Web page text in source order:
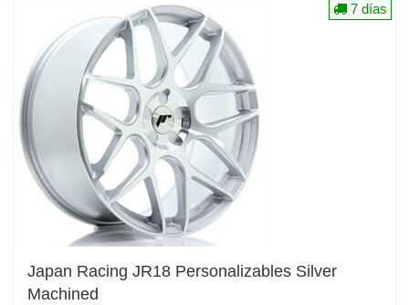
Japan Racing JR18 Personalizables Silver
Machined
7 días